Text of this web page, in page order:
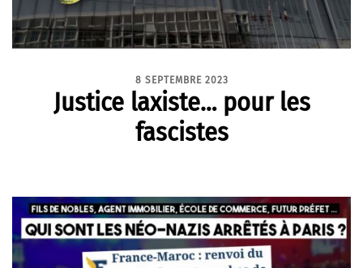
8 SEPTEMBRE 2023
Justice laxiste… pour les
fascistes